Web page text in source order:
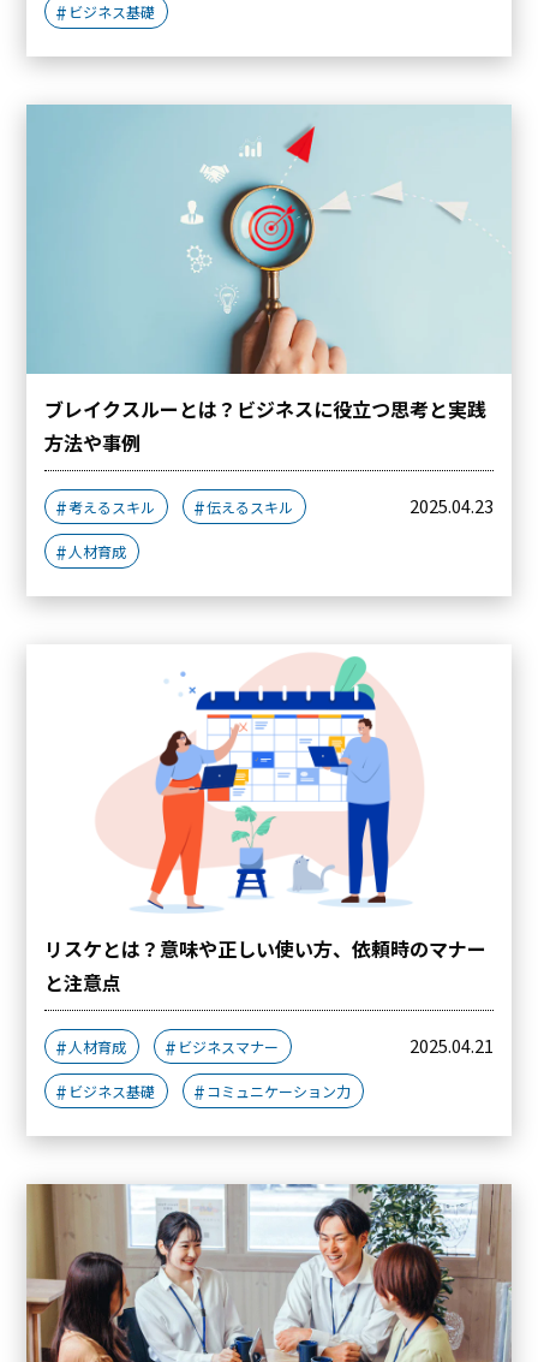
ビジネス基礎
ブレイクスルーとは？ビジネスに役立つ思考と実践
方法や事例
考えるスキル 伝えるスキル
人材育成
2025.04.23
リスケとは？意味や正しい使い方、依頼時のマナー
と注意点
人材育成 ビジネスマナー
ビジネス基礎 コミュニケーション力
2025.04.21